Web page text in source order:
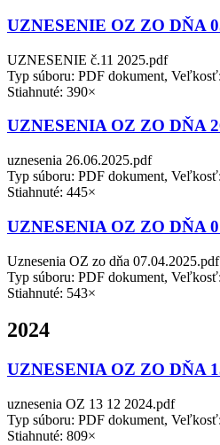
UZNESENIE OZ ZO DŇA
UZNESENIE č.11 2025.pdf
Typ súboru: PDF dokument,
Stiahnuté: 390×
UZNESENIA OZ ZO DŇA
uznesenia 26.06.2025.pdf
Typ súboru: PDF dokument,
Stiahnuté: 445×
UZNESENIA OZ ZO DŇA
Uznesenia OZ zo dňa 07.04.2025.pdf
Typ súboru: PDF dokument,
Stiahnuté: 543×
2024
UZNESENIA OZ ZO DŇA
uznesenia OZ 13 12 2024.pdf
Typ súboru: PDF dokument,
Stiahnuté: 809×